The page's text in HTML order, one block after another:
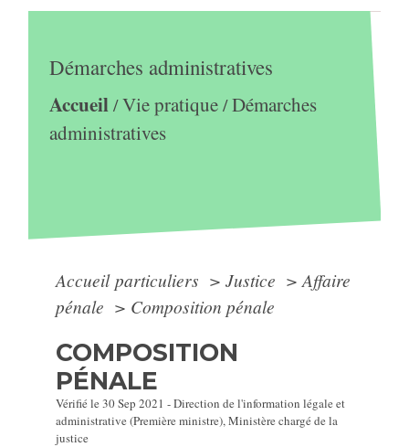
Démarches administratives
Accueil/Vie pratique/Démarches
administratives
Accueil particuliers > Justice > Affaire
pénale > Composition pénale
COMPOSITION
PÉNALE
Vérifié le 30 Sep 2021 - Direction de l'information légale et
administrative (Première ministre), Ministère chargé de la
justice